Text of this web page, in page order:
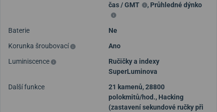
čas / GMT
, Průhledné dýnko
Baterie
Ne
Korunka šroubovací
Ano
Luminiscence
Ručičky a indexy
SuperLuminova
Další funkce
21 kamenů, 28800
polokmitů/hod., Hacking
(zastavení sekundové ručky při